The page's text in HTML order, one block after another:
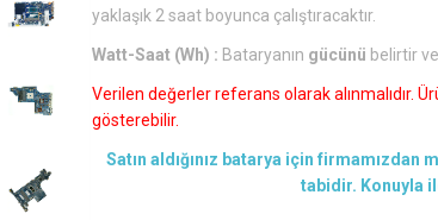
yaklaşık 2 saat boyunca çalıştıracaktır.
Watt-Saat (Wh) : Bataryanın gücünü belirtir
Verilen değerler referans olarak alınmalıdır.
gösterebilir.
Satın aldığınız batarya için
tabidir. Konuyla